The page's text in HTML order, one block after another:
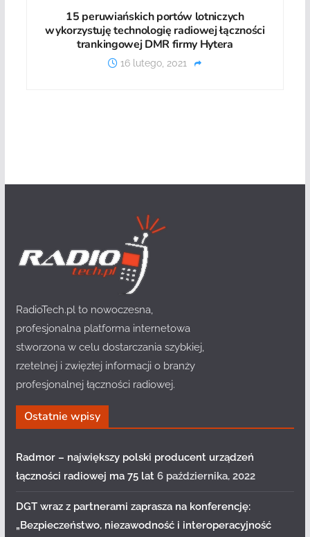
15 peruwiańskich portów lotniczych
wykorzystuję technologię radiowej łączności
trankingowej DMR firmy Hytera
16 lutego, 2021
RadioTech.pl to nowoczesna,
profesjonalna platforma internetowa
stworzona w celu dostarczania szybkiej,
rzetelnej i zwięzłej informacji o branży
profesjonalnej łączności radiowej.
Ostatnie wpisy
Radmor – największy polski producent urządzeń
łączności radiowej ma 75 lat 6 października, 2022
DGT wraz z partnerami zaprasza na konferencję:
„Bezpieczeństwo, niezawodność i interoperacyjność